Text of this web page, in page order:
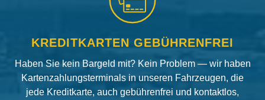
KREDITKARTEN GEBÜHRENFREI
Haben Sie kein Bargeld mit? Kein Problem — wir haben
Kartenzahlungsterminals in unseren Fahrzeugen, die
jede Kreditkarte, auch gebührenfrei und kontaktlos,